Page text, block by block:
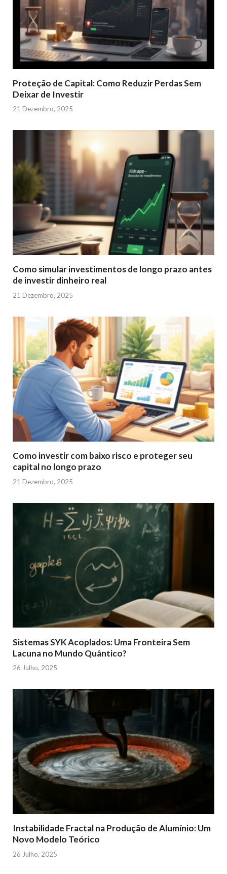
Proteção de Capital: Como Reduzir Perdas Sem
Deixar de Investir
21 Dezembro, 2025
Como simular investimentos de longo prazo antes
de investir dinheiro real
21 Dezembro, 2025
Como investir com baixo risco e proteger seu
capital no longo prazo
21 Dezembro, 2025
Sistemas SYK Acoplados: Uma Fronteira Sem
Lacuna no Mundo Quântico?
26 Julho, 2025
Instabilidade Fractal na Produção de Alumínio: Um
Novo Modelo Teórico
26 Julho, 2025